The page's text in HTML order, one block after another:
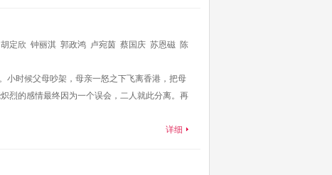
胡定欣 钟丽淇 郭政鸿 卢宛茵 蔡国庆 苏恩磁 陈
小时候父母吵架，母亲一怒之下飞离香港，把母
烈的感情最终因为一个误会，二人就此分离。再
详细